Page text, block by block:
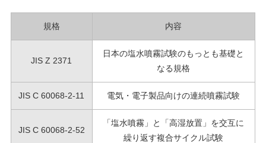
規格 内容
JIS Z 2371
日本の塩水噴霧試験のもっとも基礎と
なる規格
JIS C 60068-2-11 電気・電子製品向けの連続噴霧試験
JIS C 60068-2-52
「塩水噴霧」と「高湿放置」を交互に
繰り返す複合サイクル試験